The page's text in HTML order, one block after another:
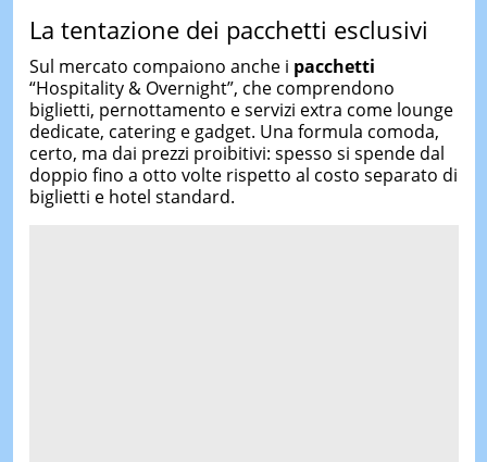
La tentazione dei pacchetti esclusivi
Sul mercato compaiono anche i pacchetti
“Hospitality & Overnight”, che comprendono
biglietti, pernottamento e servizi extra come lounge
dedicate, catering e gadget. Una formula comoda,
certo, ma dai prezzi proibitivi: spesso si spende dal
doppio fino a otto volte rispetto al costo separato di
biglietti e hotel standard.